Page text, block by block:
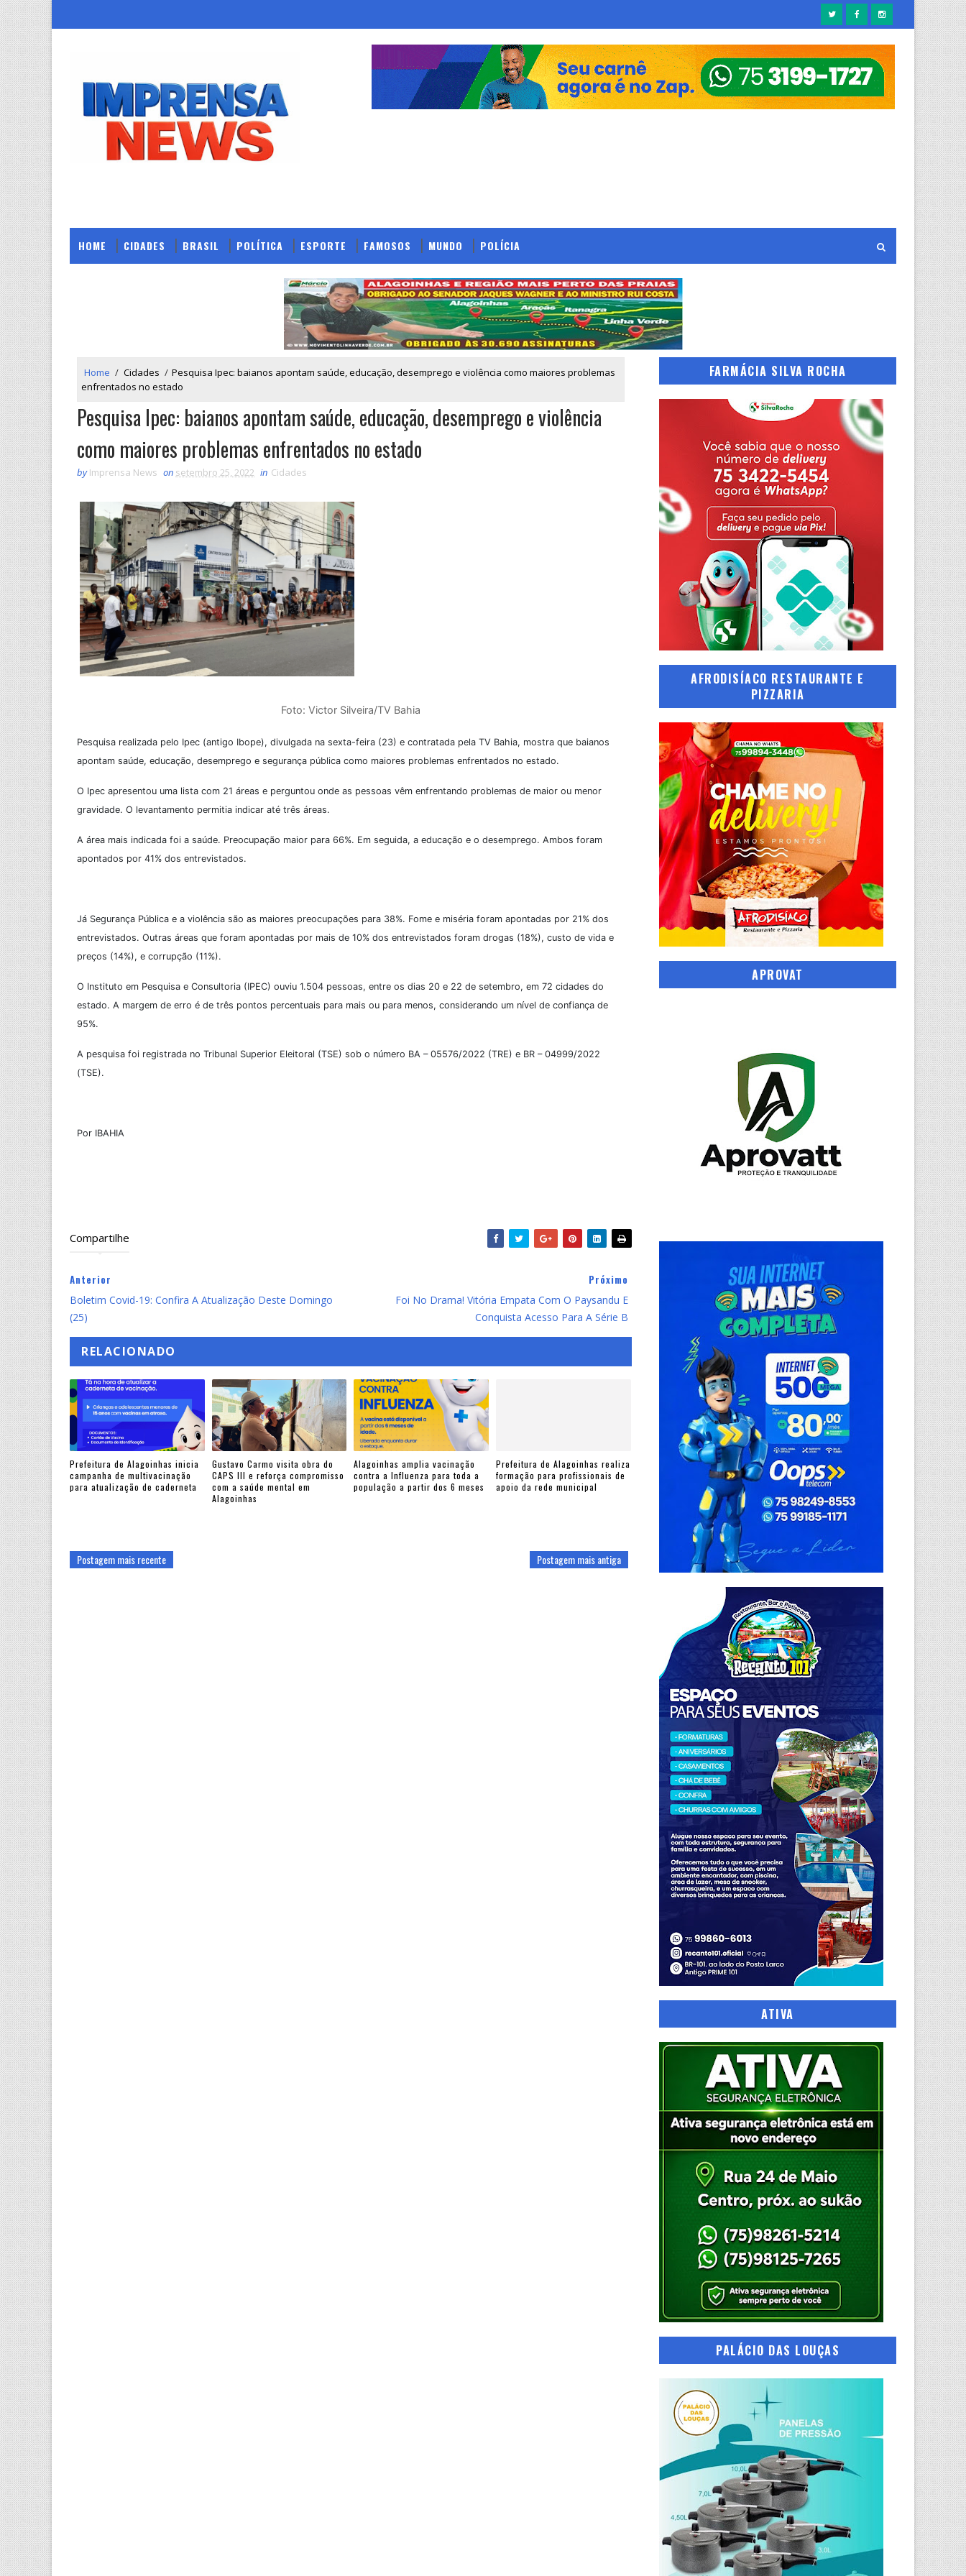
HOME CIDADES BRASIL POLÍTICA ESPORTE FAMOSOS MUNDO POLÍCIA
Home / Cidades / Pesquisa Ipec: baianos apontam saúde, educação, desemprego e violência como maiores problemas
enfrentados no estado
Pesquisa Ipec: baianos apontam saúde, educação, desemprego e violência
como maiores problemas enfrentados no estado
by Imprensa News on setembro 25, 2022 in Cidades
Foto: Victor Silveira/TV Bahia
Pesquisa realizada pelo Ipec (antigo Ibope), divulgada na sexta-feira (23) e contratada pela TV Bahia, mostra que baianos
apontam saúde, educação, desemprego e segurança pública como maiores problemas enfrentados no estado.
O Ipec apresentou uma lista com 21 áreas e perguntou onde as pessoas vêm enfrentando problemas de maior ou menor
gravidade. O levantamento permitia indicar até três áreas.
A área mais indicada foi a saúde. Preocupação maior para 66%. Em seguida, a educação e o desemprego. Ambos foram
apontados por 41% dos entrevistados.
Já Segurança Pública e a violência são as maiores preocupações para 38%. Fome e miséria foram apontadas por 21% dos
entrevistados. Outras áreas que foram apontadas por mais de 10% dos entrevistados foram drogas (18%), custo de vida e
preços (14%), e corrupção (11%).
O Instituto em Pesquisa e Consultoria (IPEC) ouviu 1.504 pessoas, entre os dias 20 e 22 de setembro, em 72 cidades do
estado. A margem de erro é de três pontos percentuais para mais ou para menos, considerando um nível de confiança de
95%.
A pesquisa foi registrada no Tribunal Superior Eleitoral (TSE) sob o número BA – 05576/2022 (TRE) e BR – 04999/2022
(TSE).
Por IBAHIA
Compartilhe
Anterior
Boletim Covid-19: Confira A Atualização Deste Domingo
(25)
Próximo
Foi No Drama! Vitória Empata Com O Paysandu E
Conquista Acesso Para A Série B
RELACIONADO
Prefeitura de Alagoinhas inicia
campanha de multivacinação
para atualização de caderneta
Gustavo Carmo visita obra do
CAPS III e reforça compromisso
com a saúde mental em
Alagoinhas
Alagoinhas amplia vacinação
contra a Influenza para toda a
população a partir dos 6 meses
Prefeitura de Alagoinhas realiza
formação para profissionais de
apoio da rede municipal
Postagem mais recente Postagem mais antiga
FARMÁCIA SILVA ROCHA
AFRODISÍACO RESTAURANTE E
PIZZARIA
APROVAT
ATIVA
PALÁCIO DAS LOUÇAS